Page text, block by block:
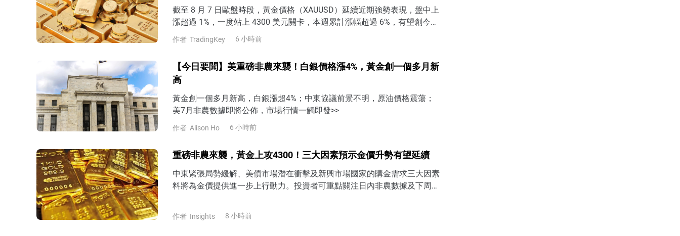
截至 8 月 7 日歐盤時段，黃金價格（XAUUSD）延續近期強勢表現，盤中上
漲超過 1%，一度站上 4300 美元關卡，本週累計漲幅超過 6%，有望創今年
1 月以來最大單週漲幅。隨著美國 7 月非農就業數據即將公布，市場正在重
新評估聯準會 9 月是否仍有必要升息，黃金也進入近期重要的方向選擇階
月
作者 TradingKey 6 小時前
【今日要聞】美重磅非農來襲！白銀價格漲4%，黃金創一個多月新
高
黃金創一個多月新高，白銀漲超4%；中東協議前景不明，原油價格震蕩；
美7月非農數據即將公佈，市場行情一觸即發>>
作者 Alison Ho 6 小時前
重磅非農來襲，黃金上攻4300！三大因素預示金價升勢有望延續
中東緊張局勢緩解、美債市場潛在衝擊及新興市場國家的購金需求三大因素
料將為金價提供進一步上行動力。投資者可重點關注日內非農數據及下周的
作者 Insights 8 小時前